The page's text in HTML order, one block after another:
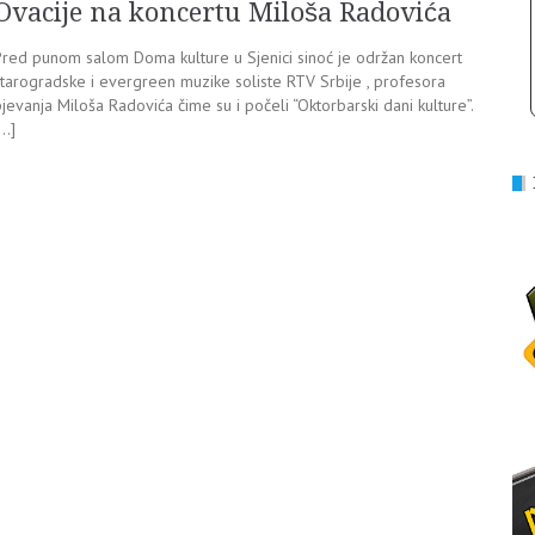
na koncertu Miloša Radovića
punom salom Doma kulture u Sjenici sinoć je održan koncert
i evergreen muzike soliste RTV Srbije , profesora
Miloša Radovića čime su i počeli “Oktorbarski dani kulture”.